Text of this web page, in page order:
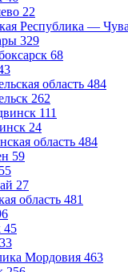
22
Республика —
329
68
область 484
262
111
24
область 484
59
55
27
область 481
45
33
Мордовия 463